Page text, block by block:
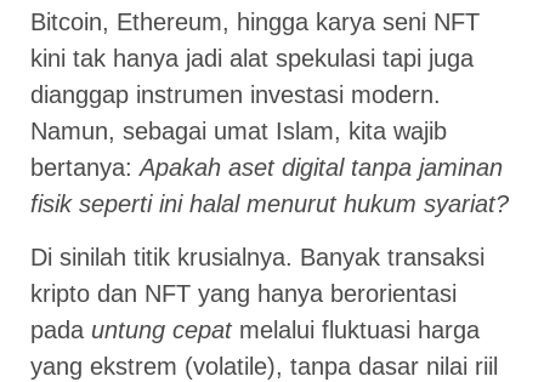
Bitcoin, Ethereum, hingga karya seni NFT
kini tak hanya jadi alat spekulasi tapi juga
dianggap instrumen investasi modern.
Namun, sebagai umat Islam, kita wajib
bertanya:Apakah aset digital tanpa jaminan
fisik seperti ini halal menurut hukum syariat?
Di sinilah titik krusialnya. Banyak transaksi
kripto dan NFT yang hanya berorientasi
pada untung cepatmelalui fluktuasi harga
yang ekstrem (volatile), tanpa dasar nilai riil